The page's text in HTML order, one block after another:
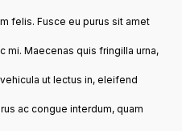
felis. Fusce eu purus sit amet
mi. Maecenas quis fringilla urna,
ut lectus in, eleifend
ac congue interdum, quam